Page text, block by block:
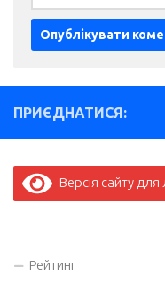
ПРИЄДНАТИСЯ:
Версія сайту
Рейтинг